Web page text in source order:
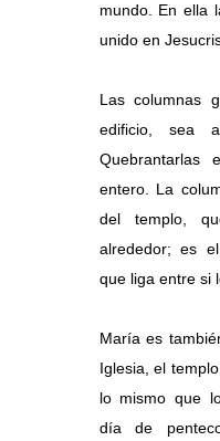
mundo. En ella
unido en
Las columnas
edificio, sea
Quebrantarlas
entero. La
del templo,
alrededor; es
que liga entre si
María es
Iglesia, el
lo mismo que
día de